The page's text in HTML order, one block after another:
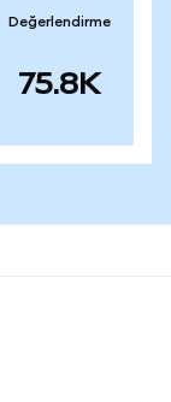
Değerlendirme
75.8K